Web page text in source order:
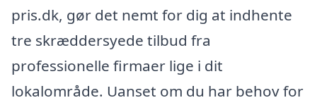
pris.dk, gør det nemt for dig at indhente
tre skræddersyede tilbud fra
professionelle firmaer lige i dit
lokalområde. Uanset om du har behov for